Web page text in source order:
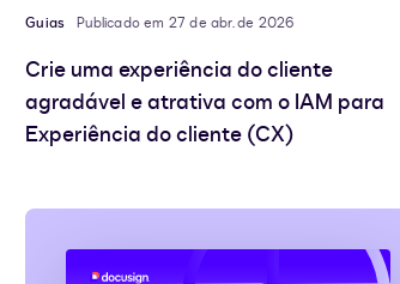
Guias Publicado em 27 de abr. de 2026
Crie uma experiência do cliente
agradável e atrativa com o IAM para
Experiência do cliente (CX)